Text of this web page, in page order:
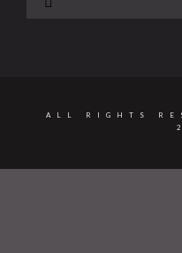
ALL RIGHTS